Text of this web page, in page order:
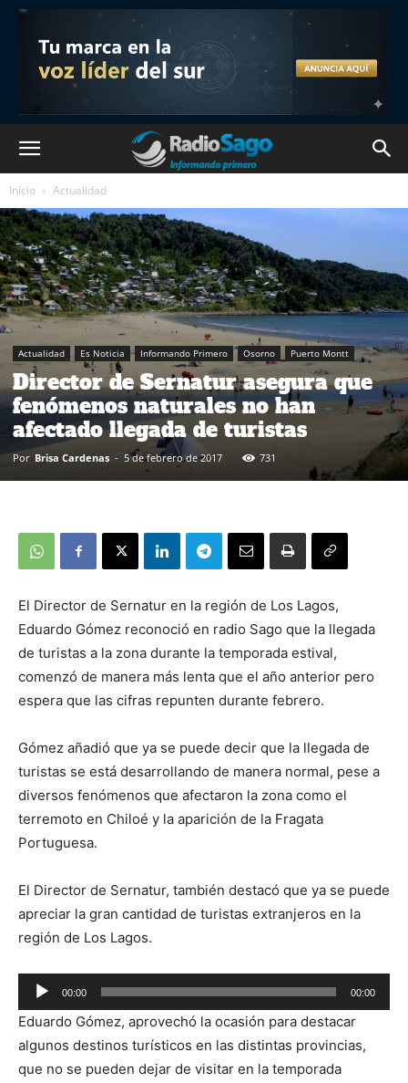
Inicio Actualidad
Actualidad Es Noticia Informando Primero Osorno Puerto Montt
Director de Sernatur asegura que
fenómenos naturales no han
afectado llegada de turistas
Por Brisa Cardenas - 5 de febrero de 2017 731
El Director de Sernatur en la región de Los Lagos,
Eduardo Gómez reconoció en radio Sago que la llegada
de turistas a la zona durante la temporada estival,
comenzó de manera más lenta que el año anterior pero
espera que las cifras repunten durante febrero.
Gómez añadió que ya se puede decir que la llegada de
turistas se está desarrollando de manera normal, pese a
diversos fenómenos que afectaron la zona como el
terremoto en Chiloé y la aparición de la Fragata
Portuguesa.
El Director de Sernatur, también destacó que ya se puede
apreciar la gran cantidad de turistas extranjeros en la
región de Los Lagos.
Reproductor
de
audio
00:00 00:00
Eduardo Gómez, aprovechó la ocasión para destacar
algunos destinos turísticos en las distintas provincias,
que no se pueden dejar de visitar en la temporada